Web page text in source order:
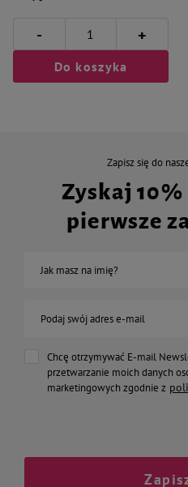
- +
Do koszyka
Zapisz się do
Zyskaj
pierwsze
Jak masz na imię?
Podaj swój adres e-mail
Chcę otrzymywać E-mail
przetwarzanie moich danych
marketingowych zgodnie z